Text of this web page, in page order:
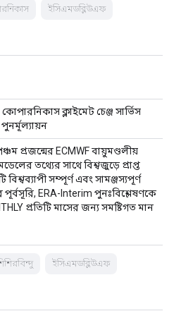
ইসিএমডব্লিউএফ
ক্লাইমেট চেঞ্জ সার্ভিস
প্রজন্মের ECMWF বায়ুমণ্ডলীয়
তথ্যের সাথে বিশ্বজুড়ে প্রাপ্ত
সম্পূর্ণ এবং সামঞ্জস্যপূর্ণ
পূর্বসূরি, ERA-Interim পুনঃবিশ্লেষণকে
প্রতিটি মাসের জন্য সমষ্টিগত মান
ইসিএমডব্লিউএফ